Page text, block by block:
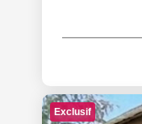
Exclusif